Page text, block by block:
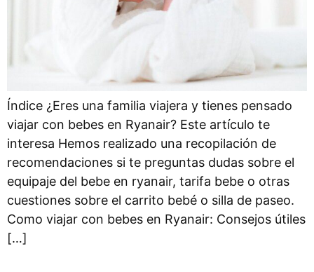
Índice ¿Eres una familia viajera y tienes pensado
viajar con bebes en Ryanair? Este artículo te
interesa Hemos realizado una recopilación de
recomendaciones si te preguntas dudas sobre el
equipaje del bebe en ryanair, tarifa bebe o otras
cuestiones sobre el carrito bebé o silla de paseo.
Como viajar con bebes en Ryanair: Consejos útiles
[…]